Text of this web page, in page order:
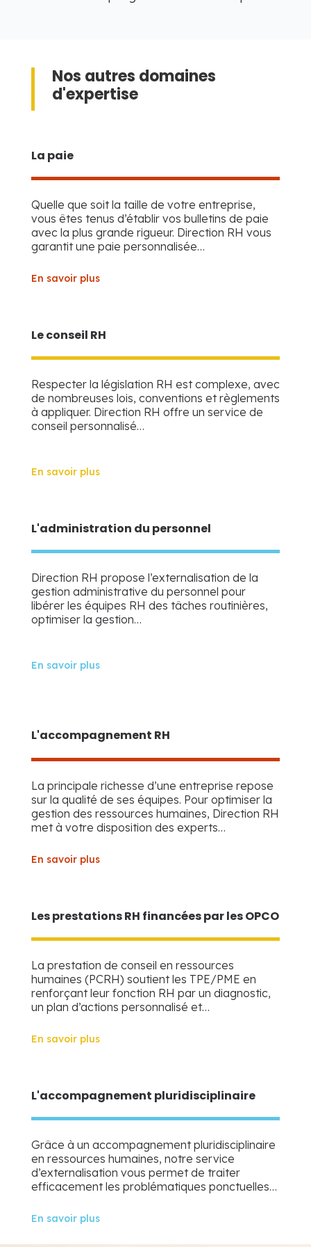
Nos autres domaines
d'expertise
La paie
Quelle que soit la taille de votre entreprise,
vous êtes tenus d’établir vos bulletins de paie
avec la plus grande rigueur. Direction RH vous
garantit une paie personnalisée…
En savoir plus
Le conseil RH
Respecter la législation RH est complexe, avec
de nombreuses lois, conventions et règlements
à appliquer. Direction RH offre un service de
conseil personnalisé…
En savoir plus
L'administration du personnel
Direction RH propose l’externalisation de la
gestion administrative du personnel pour
libérer les équipes RH des tâches routinières,
optimiser la gestion…
En savoir plus
L'accompagnement RH
La principale richesse d’une entreprise repose
sur la qualité de ses équipes. Pour optimiser la
gestion des ressources humaines, Direction RH
met à votre disposition des experts…
En savoir plus
Les prestations RH financées par les OPCO
La prestation de conseil en ressources
humaines (PCRH) soutient les TPE/PME en
renforçant leur fonction RH par un diagnostic,
un plan d’actions personnalisé et…
En savoir plus
L'accompagnement pluridisciplinaire
Grâce à un accompagnement pluridisciplinaire
en ressources humaines, notre service
d’externalisation vous permet de traiter
efficacement les problématiques ponctuelles…
En savoir plus